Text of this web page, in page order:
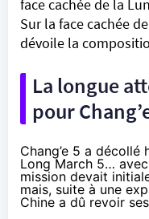
face cachée de la
Sur la face cachée
dévoile la
La longue
pour
Chang’e 5 a décollé
Long March 5…
mission devait
mais, suite à une
Chine a dû revoir